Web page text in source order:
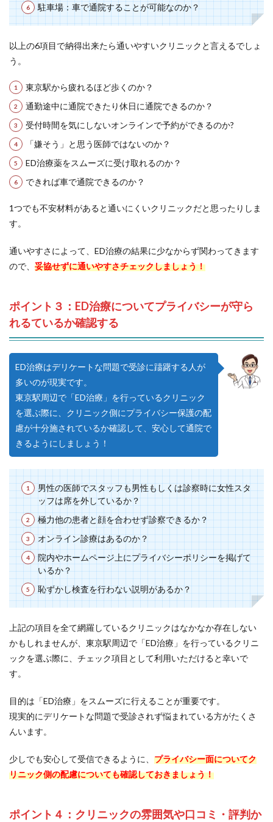
駐車場：車で通院することが可能なのか？
以上の6項目で納得出来たら通いやすいクリニックと言えるでしょ
う。
東京駅から疲れるほど歩くのか？
通勤途中に通院できたり休日に通院できるのか？
受付時間を気にしないオンラインで予約ができるのか?
「嫌そう」と思う医師ではないのか？
ED治療薬をスムーズに受け取れるのか？
できれば車で通院できるのか？
1つでも不安材料があると通いにくいクリニックだと思ったりしま
す。
通いやすさによって、ED治療の結果に少なからず関わってきます
ので、 妥協せずに通いやすさチェックしましょう！
ポイント３：ED治療についてプライバシーが守ら
れるているか確認する
ED治療はデリケートな問題で受診に躊躇する人が
多いのが現実です。
東京駅周辺で「ED治療」を行っているクリニック
を選ぶ際に、クリニック側にプライバシー保護の配
慮が十分施されているか確認して、安心して通院で
きるようにしましょう！
男性の医師でスタッフも男性もしくは診察時に女性スタ
ッフは席を外しているか？
極力他の患者と顔を合わせず診察できるか？
オンライン診療はあるのか？
院内やホームページ上にプライバシーポリシーを掲げて
いるか？
恥ずかし検査を行わない説明があるか？
上記の項目を全て網羅しているクリニックはなかなか存在しない
かもしれませんが、東京駅周辺で「ED治療」を行っているクリニ
ックを選ぶ際に、チェック項目として利用いただけると幸いで
す。
目的は「ED治療」をスムーズに行えることが重要です。
現実的にデリケートな問題で受診されず悩まれている方がたくさ
んいます。
少しでも安心して受信できるように、 プライバシー面についてク
リニック側の配慮についても確認しておきましょう！
ポイント４：クリニックの雰囲気や口コミ・評判か